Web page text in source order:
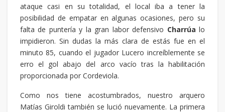
ataque casi en su totalidad, el local iba a tener la
posibilidad de empatar en algunas ocasiones, pero su
falta de puntería y la gran labor defensivo Charrúalo
impidieron. Sin dudas la más clara de estás fue en el
minuto 85, cuando el jugador Lucero increíblemente se
erro el gol abajo del arco vacío tras la habilitación
proporcionada por Cordeviola.
Como nos tiene acostumbrados, nuestro arquero
Matías Giroldi también se lució nuevamente. La primera